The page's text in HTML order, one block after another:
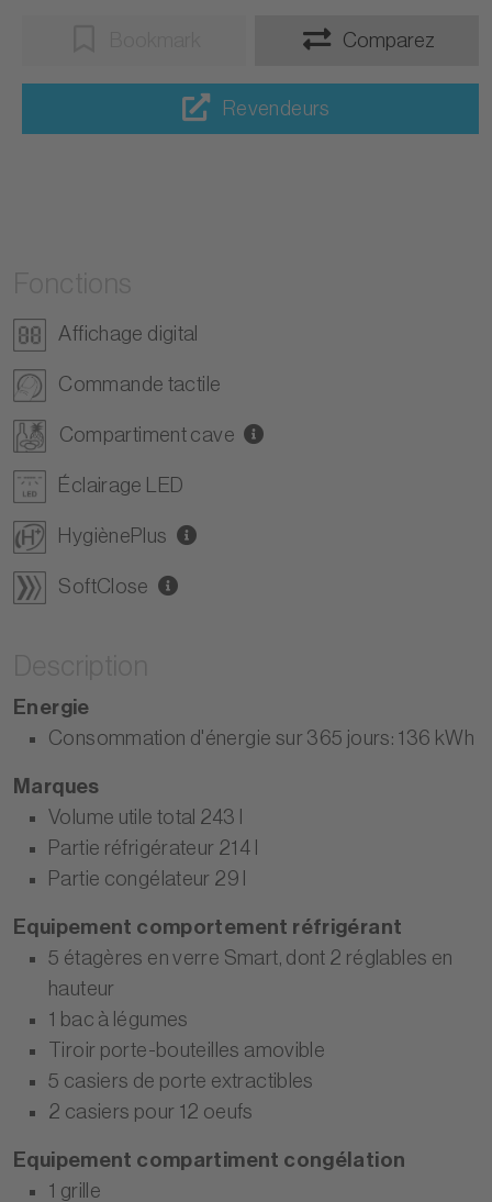
Comparez
Revendeurs
Affichage digital
Commande tactile
Compartiment cave
Éclairage LED
HygiènePlus
SoftClose
Energie
Consommation d'énergie sur 365 jours: 136 kWh
Marques
Volume utile total 243 I
Partie réfrigérateur 214 I
Partie congélateur 29 I
Equipement comportement réfrigérant
5 étagères en verre Smart, dont 2 réglables en
hauteur
1 bac à légumes
Tiroir porte-bouteilles amovible
5 casiers de porte extractibles
2 casiers pour 12 oeufs
Equipement compartiment congélation
1 grille